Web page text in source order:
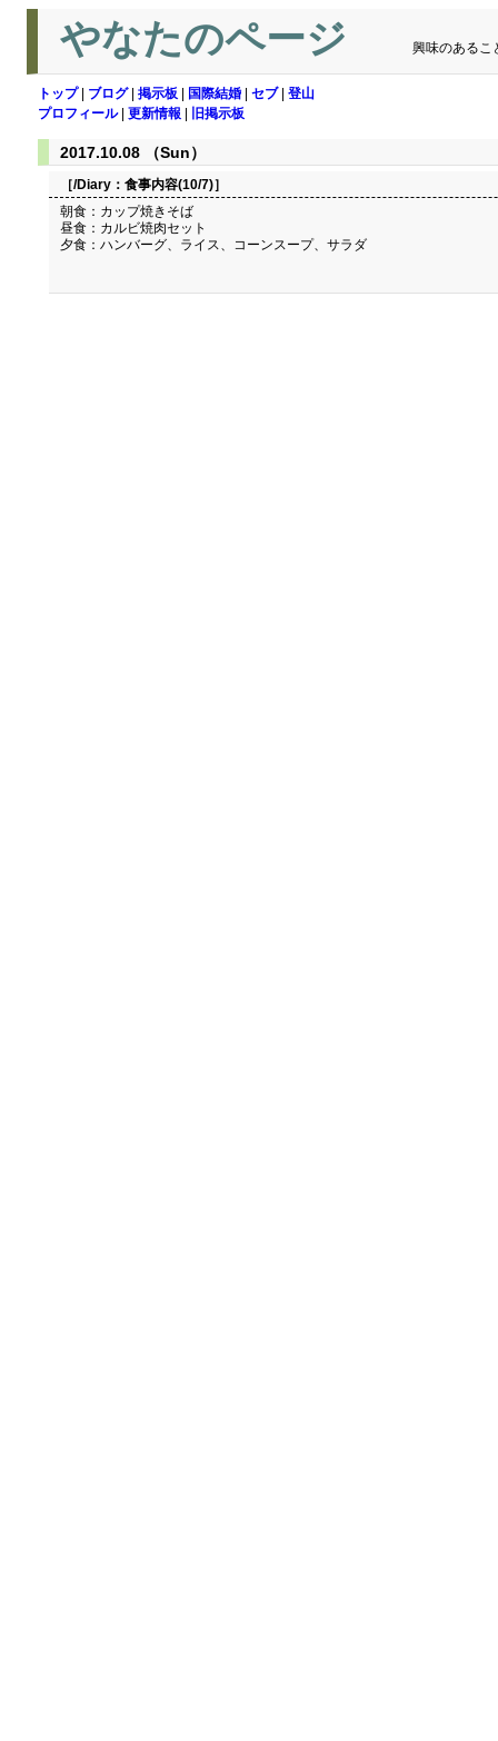
やなたのページ 興味のあるこ
トップ| ブログ| 掲示板 国際結婚 セブ| 登山
プロフィール| 更新情報 旧掲示板
2017.10.08 （Sun）
［/Diary： 食事内容(10/7)］
朝食：カップ焼きそば
昼食：カルビ焼肉セット
夕食：ハンバーグ、ライス、コーンスープ、サラダ